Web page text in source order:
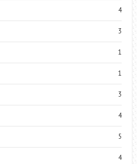
4
3
1
1
3
4
5
4